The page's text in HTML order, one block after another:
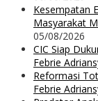
Kesempatan
Masyarakat
05/08/2026
CIC Siap
Febrie
Reformasi
Febrie